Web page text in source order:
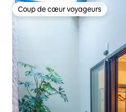
Coup de cœur voyageurs
Coup de cœur voyageurs